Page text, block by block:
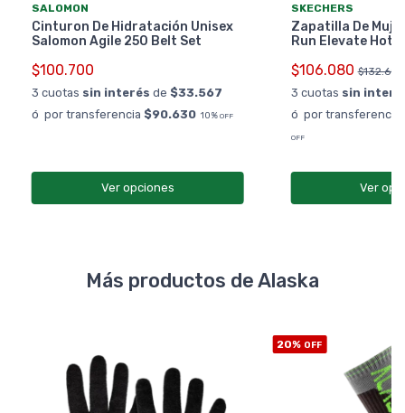
SALOMON
Cinturon De Hidratación Unisex
Salomon Agile 250 Belt Set
$100.700
3 cuotas sin interés de $33.567
ó por transferencia $90.630 10% OFF
Ver opciones
SKECHERS
Zapatilla De
Run Elevate Hot
$106.080 $132.600
3 cuotas sin
ó por transferencia
OFF
Ver
Más productos de Alaska
20% OFF